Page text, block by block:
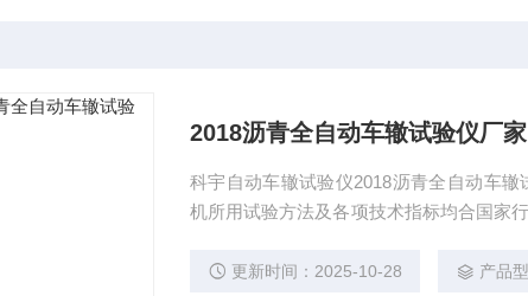
2018沥青全自动车辙试验仪厂家
科宇自动车辙试验仪2018沥青全自动车
机所用试验方法及各项技术指标均合国家
更新时间：2025-10-28 产品